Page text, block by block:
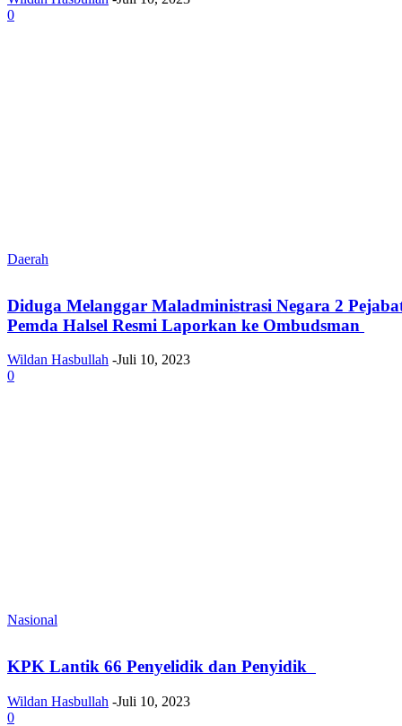
0
Daerah
Diduga Melanggar Maladministrasi Negara 2
Pemda Halsel Resmi Laporkan ke Ombudsman
Wildan Hasbullah -Juli 10, 2023
0
Nasional
KPK Lantik 66 Penyelidik dan Penyidik
Wildan Hasbullah -Juli 10, 2023
0